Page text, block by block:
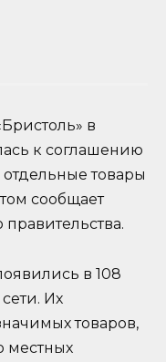
в
к соглашению
товары
сообщает
в 108
Их
товаров,
местных